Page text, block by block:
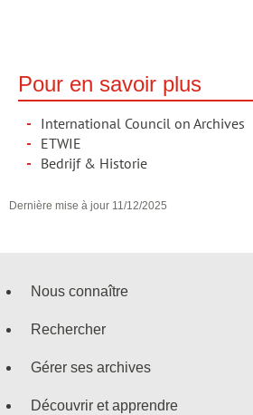
Pour en savoir plus
International Council on Archives
ETWIE
Bedrijf & Historie
Dernière mise à jour 11/12/2025
Menu
de
navigation
Nous connaître
Rechercher
Gérer ses archives
Découvrir et apprendre